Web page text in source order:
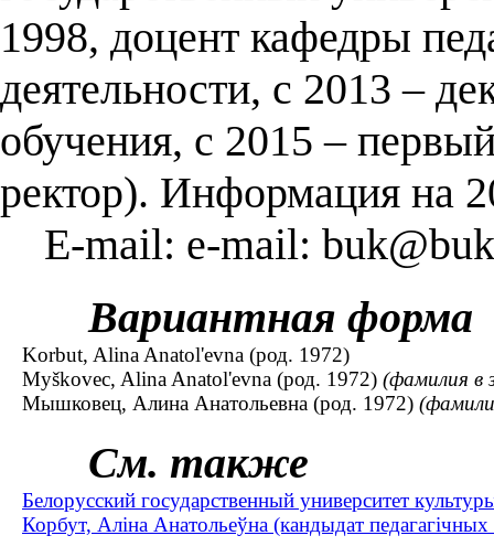
1998, доцент кафедры
деятельности, с 2013 –
обучения, с 2015 –
ректор). Информация на
E-mail: e-mail:
Вариантная форма
Korbut, Alina Anatol'evna (род. 1972)
Myškovec, Alina Anatol'evna (род. 1972) (фамилия в
Мышковец, Алина Анатольевна (род. 1972)
См. также
Белорусский государственный университет
Корбут, Аліна Анатольеўна (кандыдат